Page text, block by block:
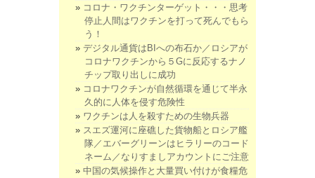
コロナ・ワクチンターゲット・・・思考
停止人間はワクチンを打って死んでもら
う！
デジタル通貨はBIへの布石か／ロシアが
コロナワクチンから５Gに反応するナノ
チップ取り出しに成功
コロナワクチンが自然循環を通じて半永
久的に人体を侵す危険性
ワクチンは人を殺すための生物兵器
スエズ運河に座礁した貨物船とロシア艦
隊／エバーグリーンはヒラリーのコード
ネーム／なりすましアカウントにご注意
中国の気候操作と大量買い付けが食糧危